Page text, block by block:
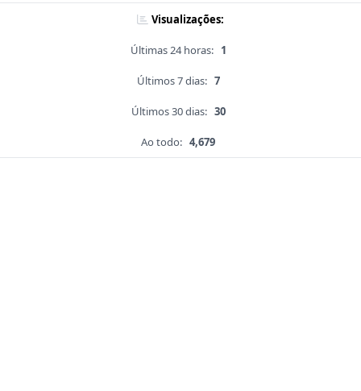
Visualizações:
Últimas 24 horas: 1
Últimos 7 dias: 7
Últimos 30 dias: 30
Ao todo: 4,679